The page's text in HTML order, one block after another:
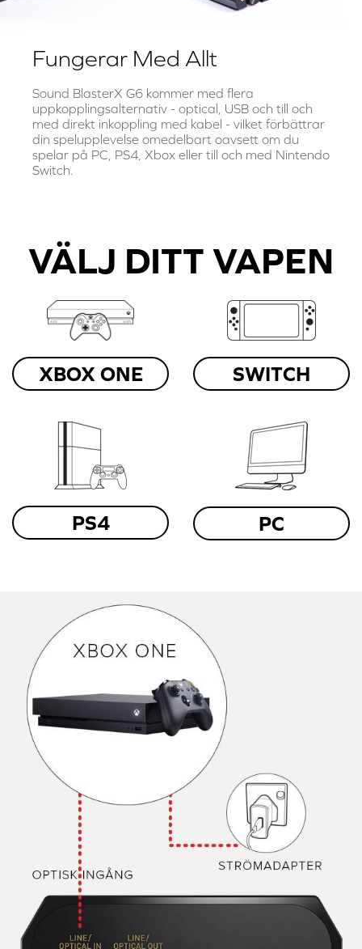
Fungerar Med Allt
Sound BlasterX G6 kommer med flera
uppkopplingsalternativ - optical, USB och till och
med direkt inkoppling med kabel - vilket förbättrar
din spelupplevelse omedelbart oavsett om du
spelar på PC, PS4, Xbox eller till och med Nintendo
Switch.
VÄLJ DITT VAPEN
XBOX ONE SWITCH
PS4 PC